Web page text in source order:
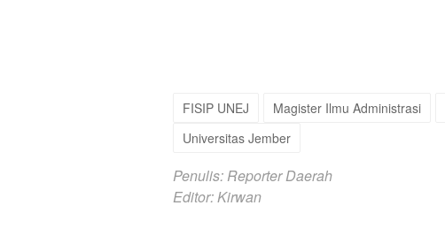
FISIP UNEJ Magister Ilmu Administrasi
Universitas Jember
Penulis: Reporter Daerah
Editor: Kirwan